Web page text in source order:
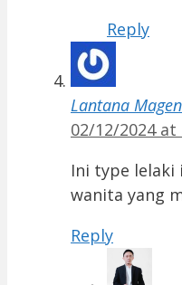
Reply
Lantana
02/12/2024 at
Ini type
wanita yang
Reply